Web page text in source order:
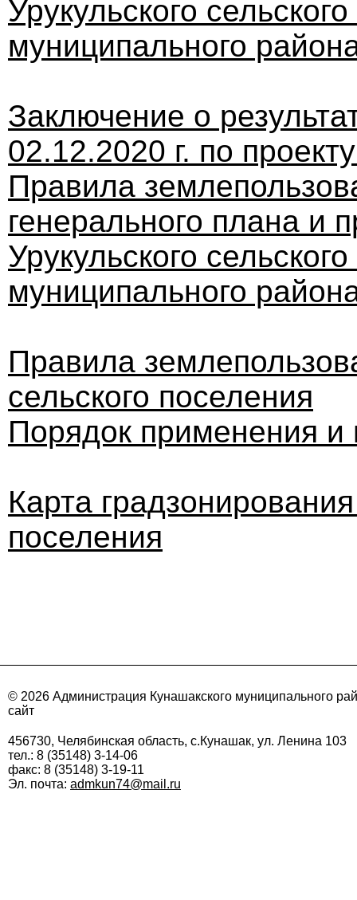
Урукульского
муниципального
Заключение о
02.12.2020 г. по
Правила
генерального плана и
Урукульского
муниципального
Правила
сельского поселения
Порядок применения и
Карта
поселения
© 2026 Администрация Кунашакского муниципального
сайт
456730, Челябинская область, с.Кунашак, ул. Ленина 103
тел.: 8 (35148) 3-14-06
факс: 8 (35148) 3-19-11
Эл. почта: admkun74@mail.ru